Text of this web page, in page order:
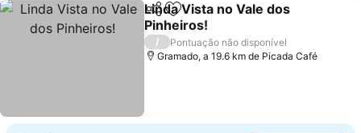
PartilharAdicionar aos favoritos
Linda Vista no Vale dos
Pinheiros!
Ver preços
/
Pontuação não disponível
Gramado, a 19.6 km de Picada Café